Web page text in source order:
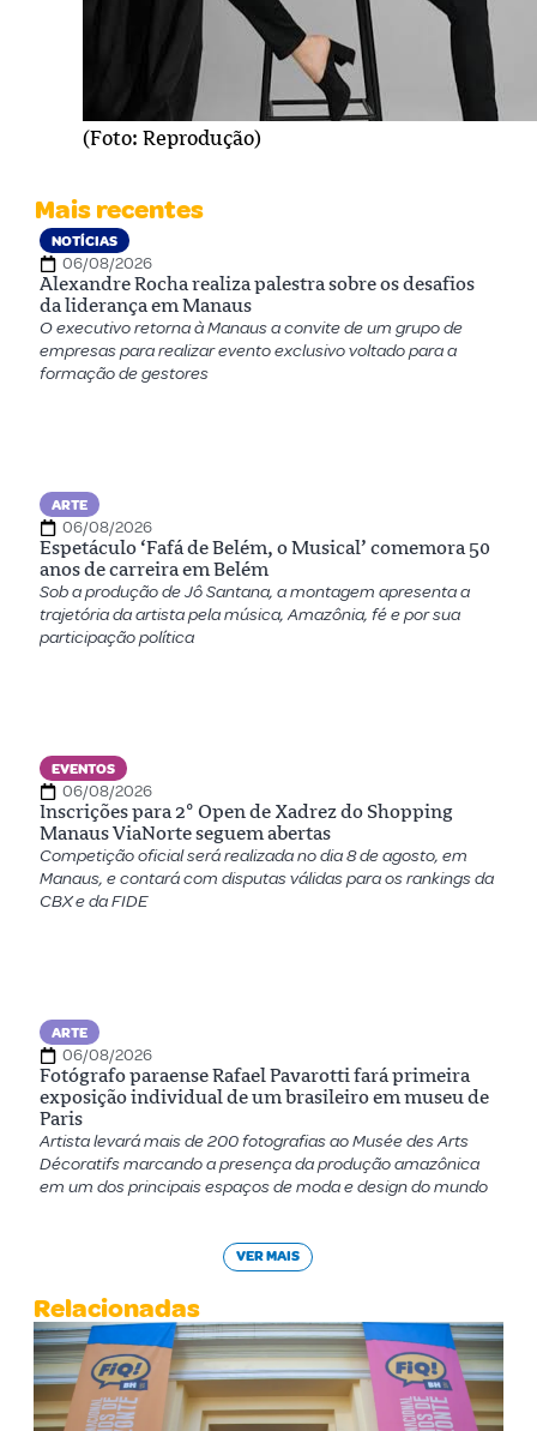
(Foto: Reprodução)
Mais recentes
NOTÍCIAS
06/08/2026
Alexandre Rocha realiza palestra sobre os desafios
da liderança em Manaus
O executivo retorna à Manaus a convite de um grupo de
empresas para realizar evento exclusivo voltado para a
formação de gestores
ARTE
06/08/2026
Espetáculo ‘Fafá de Belém, o Musical’ comemora 50
anos de carreira em Belém
Sob a produção de Jô Santana, a montagem apresenta a
trajetória da artista pela música, Amazônia, fé e por sua
participação política
EVENTOS
06/08/2026
Inscrições para 2º Open de Xadrez do Shopping
Manaus ViaNorte seguem abertas
Competição oficial será realizada no dia 8 de agosto, em
Manaus, e contará com disputas válidas para os rankings da
CBX e da FIDE
ARTE
06/08/2026
Fotógrafo paraense Rafael Pavarotti fará primeira
exposição individual de um brasileiro em museu de
Paris
Artista levará mais de 200 fotografias ao Musée des Arts
Décoratifs marcando a presença da produção amazônica
em um dos principais espaços de moda e design do mundo
VER MAIS
Relacionadas